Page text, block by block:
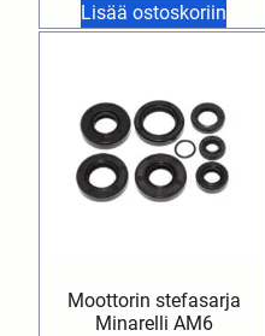
Lisää ostoskoriin
Moottorin stefasarja
Minarelli AM6